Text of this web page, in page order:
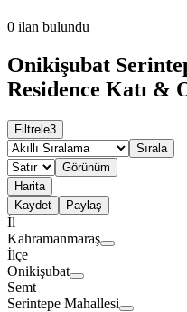
0 ilan bulundu
Onikişubat
Residence Katı &
Filtrele3
Sırala
Görünüm
Harita
Kaydet
Paylaş
İl
Kahramanmaraş
İlçe
Onikişubat
Semt
Serintepe Mahallesi